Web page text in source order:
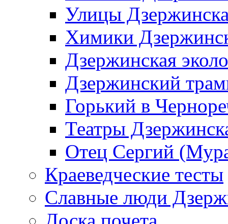
Улицы
Химики
Дзержинская
Дзержинский
Горький в
Театры
Отец Сергий
Краеведческие тесты
Славные люди